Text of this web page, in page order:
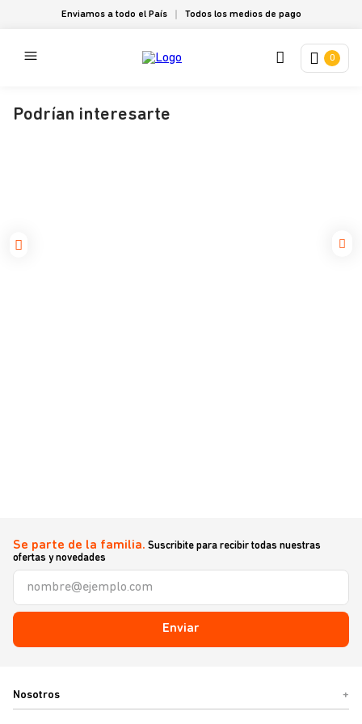
Enviamos a todo el País Todos los medios de pago
0
Podrían interesarte
Se parte de la familia. Suscribite para recibir todas nuestras
ofertas y novedades
Enviar
Nosotros +